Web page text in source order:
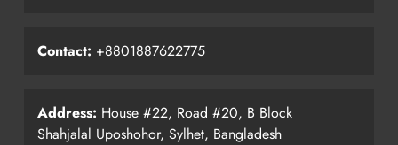
Contact: +8801887622775
Address: House #22, Road #20, B Block
Shahjalal Uposhohor, Sylhet, Bangladesh